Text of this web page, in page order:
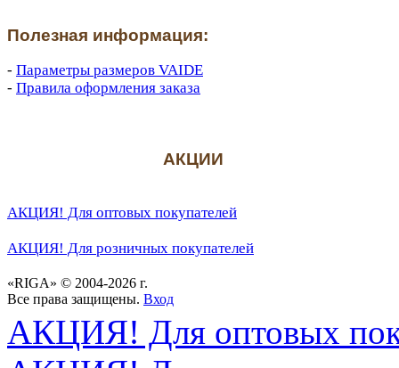
Полезная информация:
- Параметры размеров VAIDE
- Правила оформления заказа
АКЦИИ
АКЦИЯ! Для оптовых покупателей
АКЦИЯ! Для розничных покупателей
«RIGA» © 2004-2026 г.
Все права защищены. Вход
АКЦИЯ! Для оптовых